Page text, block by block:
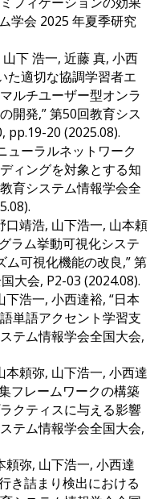
学会 2025 年夏季研究
下 浩一, 近藤 真, 小西
た適切な協調学習者エ
ルチユーザー型オンラ
開発,” 第50回教育シス
pp.19-20 (2025.08).
ューラルネットワーク
ィングを対象とする知
育システム情報学会全
口靖浩, 山下浩一, 山本頼
ラム挙動可視化システ
可視化機能の改良,” 第
大会, P2-03 (2024.08).
浩一, 小西達裕, “日本
単語アクセント学習支
テム情報学会全国大会,
頼弥, 山下浩一, 小西達
フレームワークの構築
クティスに与える影響
テム情報学会全国大会,
頼弥, 山下浩一, 小西達
き詰まり検出における